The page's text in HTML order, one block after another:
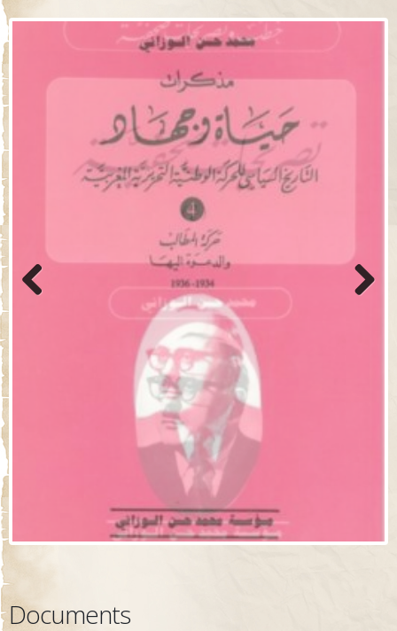
Documents